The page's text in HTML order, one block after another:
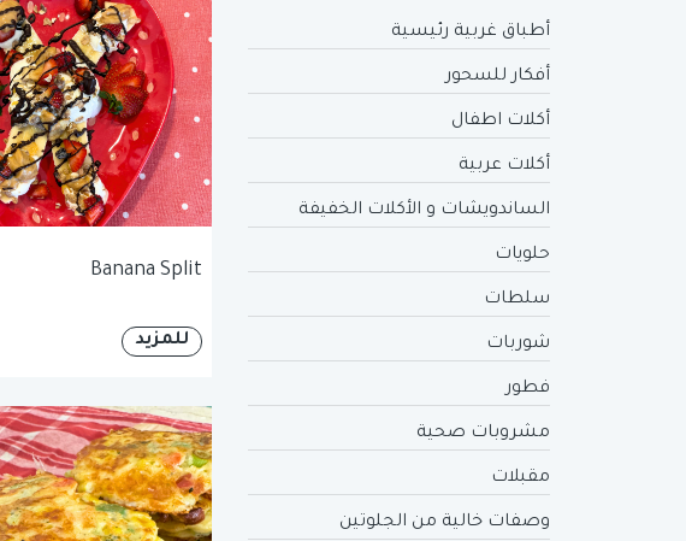
أطباق غربية رئيسية
أفكار للسحور
أكلات اطفال
أكلات عربية
الساندويشات و الأكلات الخفيفة
حلويات
سلطات
شوربات
فطور
مشروبات صحية
مقبلات
وصفات خالية من الجلوتين
Banana Split
للمزيد